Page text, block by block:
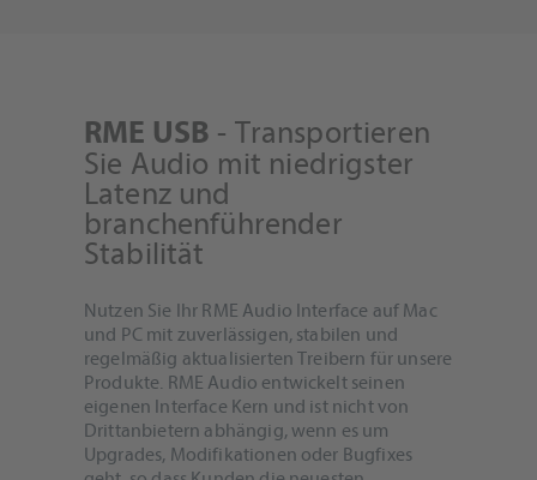
RME USB - Transportieren
Sie Audio mit niedrigster
Latenz und
branchenführender
Stabilität
Nutzen Sie Ihr RME Audio Interface auf Mac
und PC mit zuverlässigen, stabilen und
regelmäßig aktualisierten Treibern für unsere
Produkte. RME Audio entwickelt seinen
eigenen Interface Kern und ist nicht von
Drittanbietern abhängig, wenn es um
Upgrades, Modifikationen oder Bugfixes